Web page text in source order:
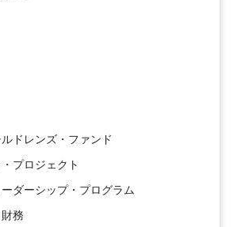
ドレンズ・ファンド
プロジェクト
ダーシップ・プログラム
務